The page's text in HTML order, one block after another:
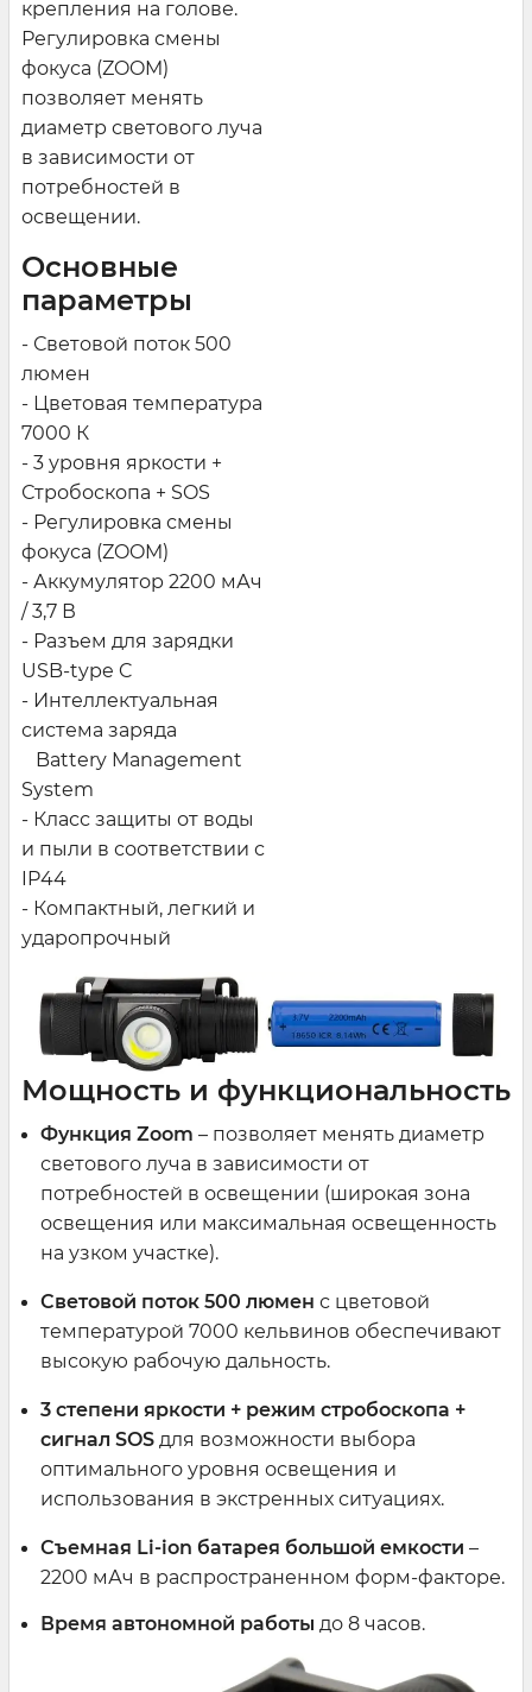
крепления на голове.
Регулировка смены
фокуса (ZOOM)
позволяет менять
диаметр светового луча
в зависимости от
потребностей в
освещении.
Основные
параметры
- Световой поток 500
люмен
- Цветовая температура
7000 К
- 3 уровня яркости +
Стробоскопа + SOS
- Регулировка смены
фокуса (ZOOM)
- Аккумулятор 2200 мАч
/ 3,7 В
- Разъем для зарядки
USB-type C
- Интеллектуальная
система заряда
Battery Management
System
- Класс защиты от воды
и пыли в соответствии с
IP44
- Компактный, легкий и
ударопрочный
Мощность и функциональность
Функция Zoom – позволяет менять диаметр
светового луча в зависимости от
потребностей в освещении (широкая зона
освещения или максимальная освещенность
на узком участке).
Световой поток 500 люмен с цветовой
температурой 7000 кельвинов обеспечивают
высокую рабочую дальность.
3 степени яркости + режим стробоскопа +
сигнал SOS для возможности выбора
оптимального уровня освещения и
использования в экстренных ситуациях.
Съемная Li-ion батарея большой емкости –
2200 мАч в распространенном форм-факторе.
Время автономной работы до 8 часов.